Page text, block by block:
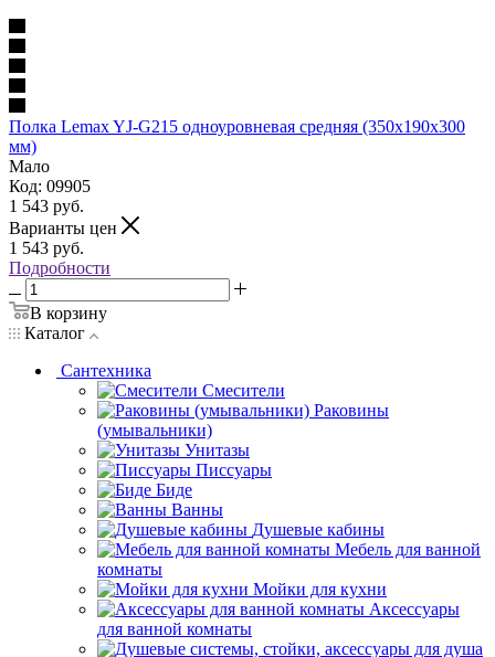
Полка Lemax YJ-G215 одноуровневая средняя (350x190x300
мм)
Мало
Код: 09905
1 543 руб.
Варианты цен
1 543 руб.
Подробности
В корзину
Каталог
Сантехника
Смесители
Раковины
(умывальники)
Унитазы
Писсуары
Биде
Ванны
Душевые кабины
Мебель для ванной
комнаты
Мойки для кухни
Аксессуары
для ванной комнаты